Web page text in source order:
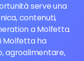
serve una
contenuti,
a Molfetta.
Molfetta ha
agroalimentare,